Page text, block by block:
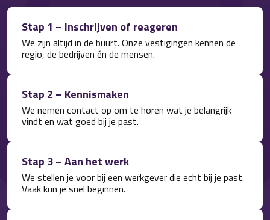
Stap 1 – Inschrijven of reageren
We zijn altijd in de buurt. Onze vestigingen kennen de
regio, de bedrijven én de mensen.
Stap 2 – Kennismaken
We nemen contact op om te horen wat je belangrijk
vindt en wat goed bij je past.
Stap 3 – Aan het werk
We stellen je voor bij een werkgever die echt bij je past.
Vaak kun je snel beginnen.